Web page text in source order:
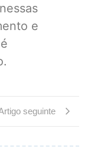
e
seguinte